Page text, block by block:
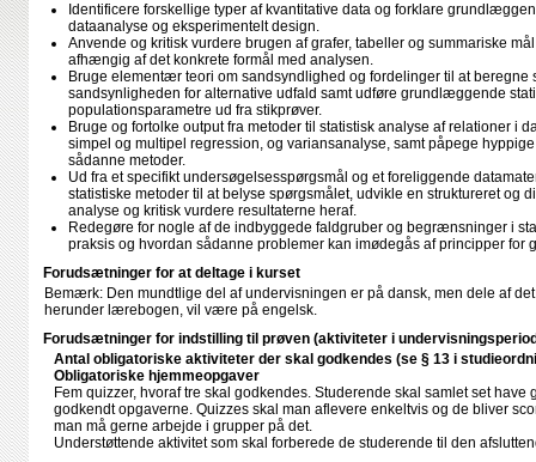
Identificere forskellige typer af kvantitative data og forklare
dataanalyse og eksperimentelt design.
Anvende og kritisk vurdere brugen af grafer, tabeller og summariske
afhængig af det konkrete formål med analysen.
Bruge elementær teori om sandsyndlighed og fordelinger til at beregne
sandsynligheden for alternative udfald samt udføre grundlæggende
populationsparametre ud fra stikprøver.
Bruge og fortolke output fra metoder til statistisk analyse af relationer i
simpel og multipel regression, og variansanalyse, samt påpege
sådanne metoder.
Ud fra et specifikt undersøgelsesspørgsmål og et foreliggende
statistiske metoder til at belyse spørgsmålet, udvikle en struktureret og
analyse og kritisk vurdere resultaterne heraf.
Redegøre for nogle af de indbyggede faldgruber og begrænsninger i
praksis og hvordan sådanne problemer kan imødegås af principper for
Forudsætninger for at deltage i kurset
Bemærk: Den mundtlige del af undervisningen er på dansk, men dele af
herunder lærebogen, vil være på engelsk.
Forudsætninger for indstilling til prøven (aktiviteter i
Antal obligatoriske aktiviteter der skal godkendes (se § 13 i
Obligatoriske hjemmeopgaver
Fem quizzer, hvoraf tre skal godkendes. Studerende skal samlet set have
godkendt opgaverne. Quizzes skal man aflevere enkeltvis og de bliver
man må gerne arbejde i grupper på det.
Understøttende aktivitet som skal forberede de studerende til den